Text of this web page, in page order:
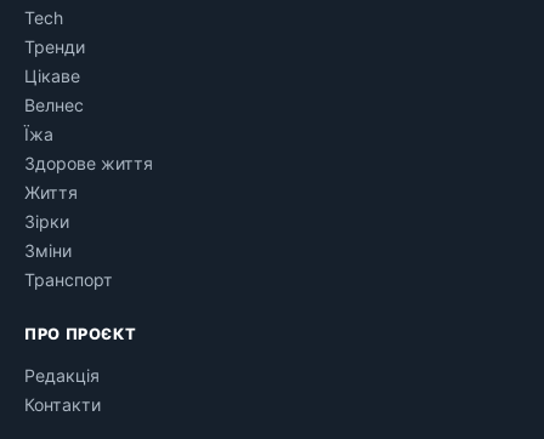
Tech
Тренди
Цікаве
Велнес
Їжа
Здорове життя
Життя
Зірки
Зміни
Транспорт
ПРО ПРОЄКТ
Редакція
Контакти